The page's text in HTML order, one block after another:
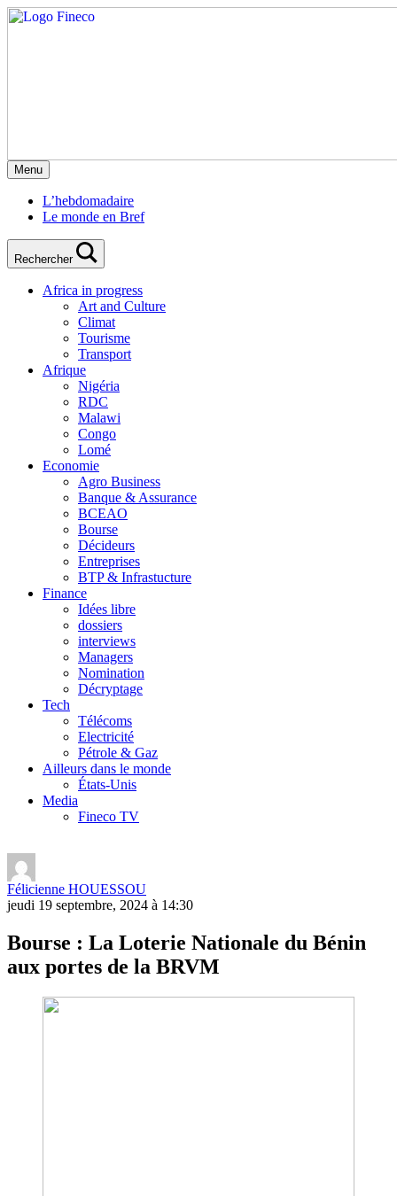
Menu
L’hebdomadaire
Le monde en Bref
Rechercher
Africa in progress
Art and Culture
Climat
Tourisme
Transport
Afrique
Nigéria
RDC
Malawi
Congo
Lomé
Economie
Agro Business
Banque & Assurance
BCEAO
Bourse
Décideurs
Entreprises
BTP & Infrastucture
Finance
Idées libre
dossiers
interviews
Managers
Nomination
Décryptage
Tech
Télécoms
Electricité
Pétrole & Gaz
Ailleurs dans le monde
États-Unis
Media
Fineco TV
Félicienne HOUESSOU
jeudi 19 septembre, 2024 à 14:30
Bourse : La Loterie Nationale du Bénin
aux portes de la BRVM